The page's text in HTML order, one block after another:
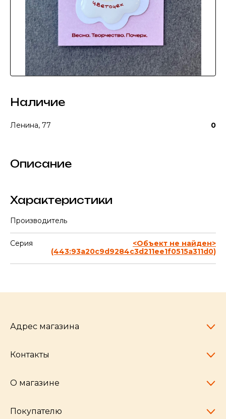
Наличие
Ленина, 77 0
Описание
Характеристики
Производитель
Серия
<Объект не найден>
(443:93a20c9d9284c3d211ee1f0515a311d0)
Адрес магазина
Челябинск,
Контакты
pocherkartshop@mail.ru
hello@pocherkartshop.ru
О магазине
Наши истории
Покупателю